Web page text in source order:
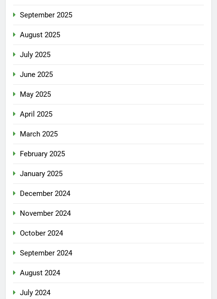
September 2025
August 2025
July 2025
June 2025
May 2025
April 2025
March 2025
February 2025
January 2025
December 2024
November 2024
October 2024
September 2024
August 2024
July 2024